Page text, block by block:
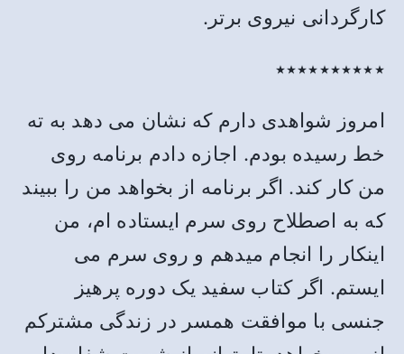
کارگردانی نیروی برتر.
٭٭٭٭٭٭٭٭٭٭
امروز شواهدی دارم که نشان می دهد به ته
خط رسیده بودم. اجازه دادم برنامه روی
من کار کند. اگر برنامه از بخواهد من را ببیند
که به اصطلاح روی سرم ایستاده ام، من
اینکار را انجام میدهم و روی سرم می
ایستم. اگر کتاب سفید یک دوره پرهیز
جنسی با موافقت همسر در زندگی مشترکم